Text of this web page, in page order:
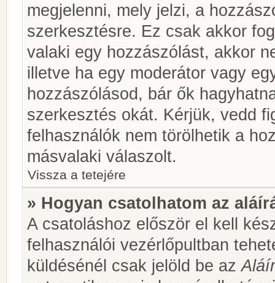
megjelenni, mely jelzi, a
szerkesztésre. Ez csak akkor
valaki egy hozzászólást, akkor
illetve ha egy moderátor vagy
hozzászólásod, bár ők
szerkesztés okát. Kérjük, vedd
felhasználók nem törölhetik a
másvalaki válaszolt.
Vissza a tetejére
» Hogyan csatolhatom az
A csatoláshoz először el kell
felhasználói vezérlőpultban
küldésénél csak jelöld be az